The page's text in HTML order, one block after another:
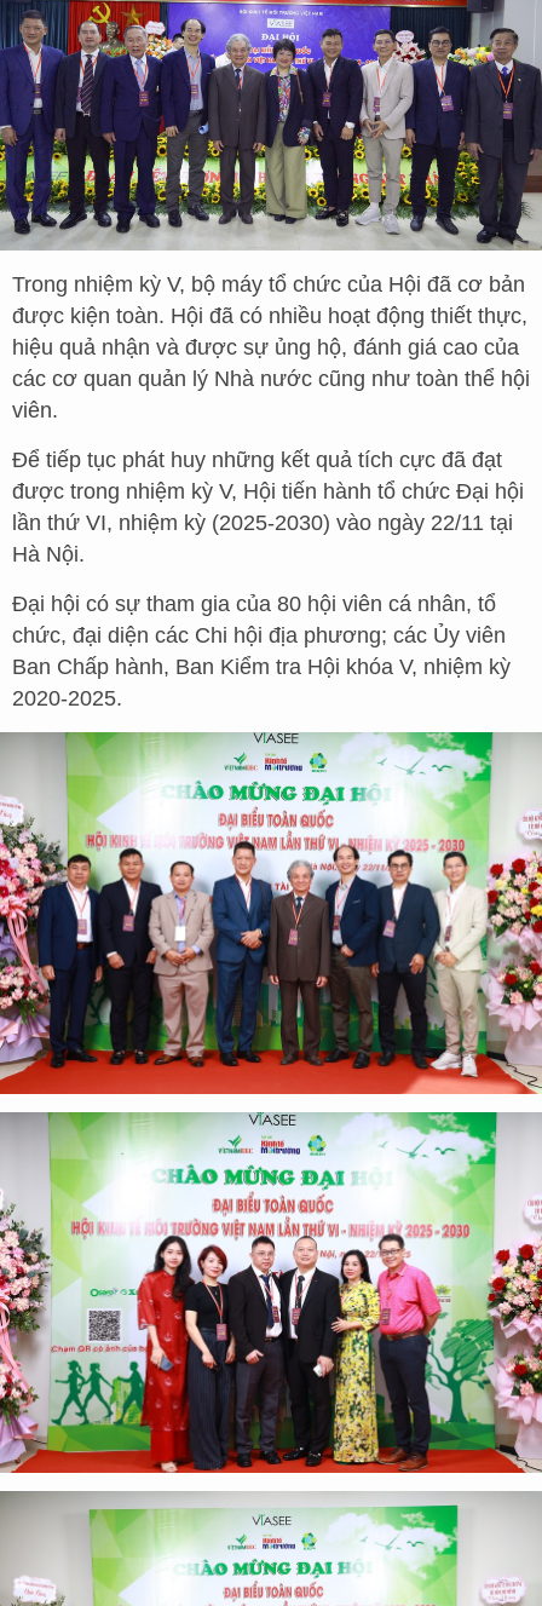
Trong nhiệm kỳ V, bộ máy tổ chức của Hội đã cơ bản
được kiện toàn. Hội đã có nhiều hoạt động thiết thực,
hiệu quả nhận và được sự ủng hộ, đánh giá cao của
các cơ quan quản lý Nhà nước cũng như toàn thể hội
viên.
Để tiếp tục phát huy những kết quả tích cực đã đạt
được trong nhiệm kỳ V, Hội tiến hành tổ chức Đại hội
lần thứ VI, nhiệm kỳ (2025-2030) vào ngày 22/11 tại
Hà Nội.
Đại hội có sự tham gia của 80 hội viên cá nhân, tổ
chức, đại diện các Chi hội địa phương; các Ủy viên
Ban Chấp hành, Ban Kiểm tra Hội khóa V, nhiệm kỳ
2020-2025.